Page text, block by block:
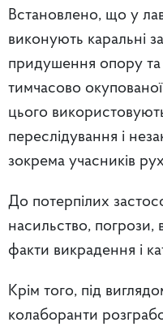
Встановлено, що у
виконують каральні
придушення опору та
тимчасово
цього
переслідування і
зокрема учасників
До потерпілих
насильство, погрози,
факти викрадення і
Крім того, під
колаборанти